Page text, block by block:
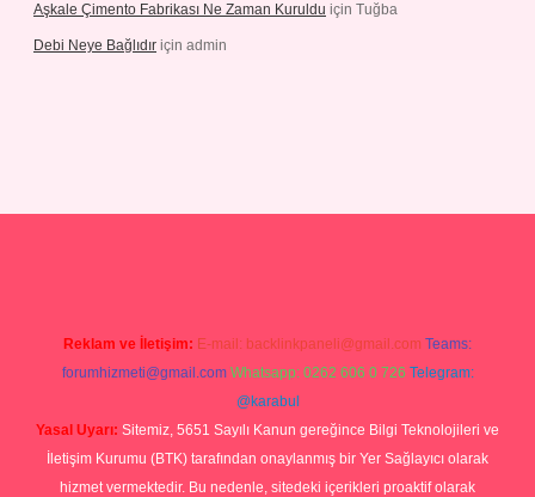
Aşkale Çimento Fabrikası Ne Zaman Kuruldu için Tuğba
Debi Neye Bağlıdır için admin
Reklam ve İletişim: E-mail: backlinkpaneli@gmail.com Teams:
forumhizmeti@gmail.com Whatsapp: 0262 606 0 726 Telegram:
@karabul
Yasal Uyarı: Sitemiz, 5651 Sayılı Kanun gereğince Bilgi Teknolojileri ve
İletişim Kurumu (BTK) tarafından onaylanmış bir Yer Sağlayıcı olarak
hizmet vermektedir. Bu nedenle, sitedeki içerikleri proaktif olarak